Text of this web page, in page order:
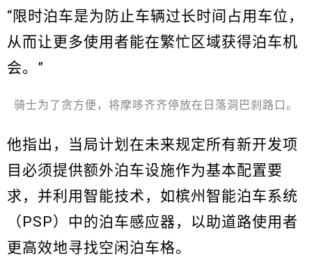
“限时泊车是为防止车辆过长时间占用车位，
从而让更多使用者能在繁忙区域获得泊车机
会。”
骑士为了贪方便，将摩哆齐齐停放在日落洞巴刹路口。
他指出，当局计划在未来规定所有新开发项
目必须提供额外泊车设施作为基本配置要
求，并利用智能技术，如槟州智能泊车系统
（PSP）中的泊车感应器，以助道路使用者
更高效地寻找空闲泊车格。